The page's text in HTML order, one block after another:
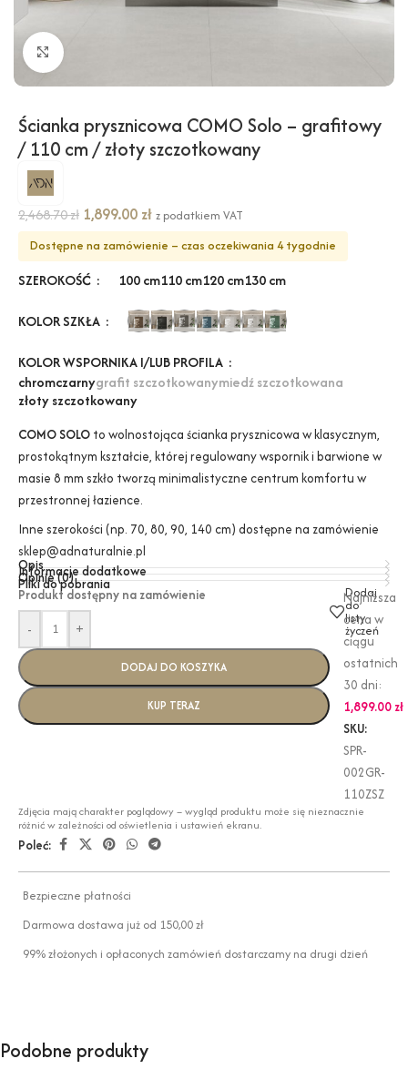
Kliknij, aby powiększyć
Ścianka prysznicowa COMO Solo – grafitowy
/ 110 cm / złoty szczotkowany
2,468.70zł 1,899.00 zł z podatkiem VAT
Dostępne na zamówienie – czas oczekiwania 4 tygodnie
SZEROKOŚĆ 100 cm110 cm120 cm130 cm
KOLOR SZKŁA
KOLOR WSPORNIKA I/LUB PROFILA
chromczarnygrafit szczotkowanymiedź szczotkowana
złoty szczotkowany
COMO SOLO to wolnostojąca ścianka prysznicowa w klasycznym,
prostokątnym kształcie, której regulowany wspornik i barwione w
masie 8 mm szkło tworzą minimalistyczne centrum komfortu w
przestronnej łazience.
Inne szerokości (np. 70, 80, 90, 140 cm) dostępne na zamówienie
sklep@adnaturalnie.pl
Opis
Informacje dodatkowe
Opinie (0)
Pliki do pobrania
Produkt dostępny na zamówienie
-
+
DODAJ DO KOSZYKA
KUP TERAZ
Dodaj
do
listy
życzeń
Najniższa
cena w
ciągu
ostatnich
30 dni:
1,899.00 zł
SKU:
SPR-
002GR-
110ZSZ
Zdjęcia mają charakter poglądowy – wygląd produktu może się nieznacznie
różnić w zależności od oświetlenia i ustawień ekranu.
Poleć:
Bezpieczne płatności
Darmowa dostawa już od 150,00 zł
99% złożonych i opłaconych zamówień dostarczamy na drugi dzień
Podobne produkty